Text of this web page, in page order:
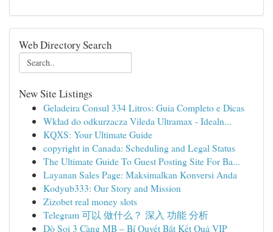
Web Directory Search
New Site Listings
Geladeira Consul 334 Litros: Guia Completo e Dicas
Wkład do odkurzacza Vileda Ultramax - Idealn...
KQXS: Your Ultimate Guide
copyright in Canada: Scheduling and Legal Status
The Ultimate Guide To Guest Posting Site For Ba...
Layanan Sales Page: Maksimalkan Konversi Anda
Kodyub333: Our Story and Mission
Zizobet real money slots
Telegram 可以 做什么？ 深入 功能 分析
Dò Soi 3 Càng MB – Bí Quyết Bắt Kết Quả VIP